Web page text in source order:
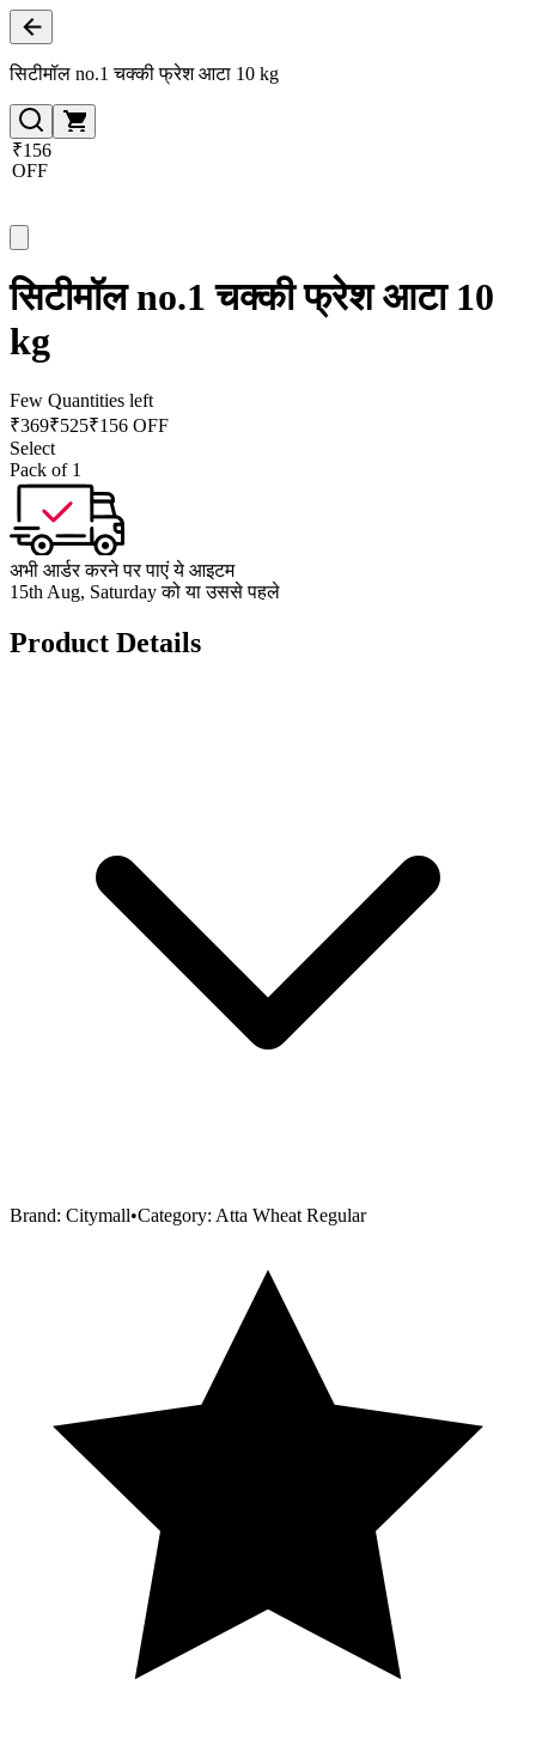
सिटीमॉल no.1 चक्की फ्रेश आटा 10 kg
₹156
OFF
सिटीमॉल no.1 चक्की फ्रेश आटा 10
kg
Few Quantities left
₹369₹525₹156 OFF
Select
Pack of 1
अभी आर्डर करने पर पाएं ये आइटम
15th Aug, Saturday को या उससे पहले
Product Details
Brand: Citymall•Category: Atta Wheat Regular